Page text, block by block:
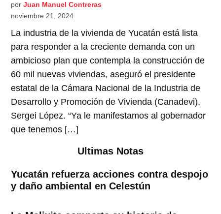
por Juan Manuel Contreras
noviembre 21, 2024
La industria de la vivienda de Yucatán está lista
para responder a la creciente demanda con un
ambicioso plan que contempla la construcción de
60 mil nuevas viviendas, aseguró el presidente
estatal de la Cámara Nacional de la Industria de
Desarrollo y Promoción de Vivienda (Canadevi),
Sergei López. “Ya le manifestamos al gobernador
que tenemos […]
Ultimas Notas
Yucatán refuerza acciones contra despojo
y daño ambiental en Celestún